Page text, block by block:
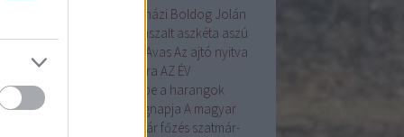
Árpádházi Boldog Jolán
aszalt aszkéta aszú
AvasAz ajtó nyitva
Az Én Újságom az Év madara AZ ÉV
a betakarítás ünnepe a harangok
mennek
a kenyér világnapja A magyar
A szilvalekvár főzés szatmár-